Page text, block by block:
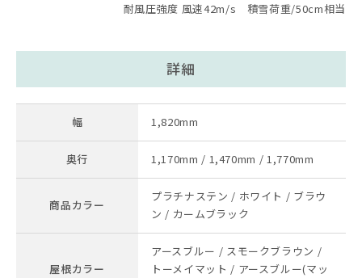
耐風圧強度 風速42m/s 積雪荷重/50cm相当
詳細
幅 1,820mm
奥行 1,170mm / 1,470mm / 1,770mm
商品カラー
プラチナステン / ホワイト / ブラウ
ン / カームブラック
屋根カラー
アースブルー / スモークブラウン /
トーメイマット / アースブルー(マッ